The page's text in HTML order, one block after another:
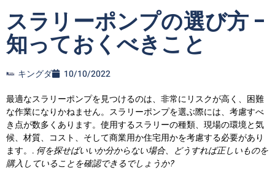
スラリーポンプの選び方 -
知っておくべきこと
キングダ
10/10/2022
最適なスラリーポンプを見つけるのは、非常にリスクが高く、困難
な作業になりかねません。スラリーポンプを選ぶ際には、考慮すべ
き点が数多くあります。使用するスラリーの種類、現場の環境と気
候、材質、コスト、そして商業用か住宅用かを考慮する必要があり
ます。. 何を探せばいいか分からない場合、どうすれば正しいものを
購入していることを確認できるでしょうか?